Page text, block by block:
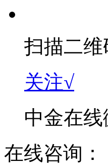
扫描二维
关注√
中金在线
在线咨询：